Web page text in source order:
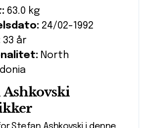
63.0 kg
24/02-1992
33 år
North
Ashkovski